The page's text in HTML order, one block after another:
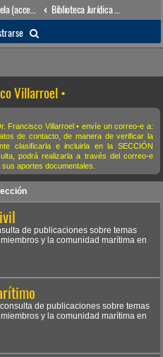
ONSA Venezuela (acceso público)
u
c
a
r
Villarroel •
Francisco Villarroel • envíe un correo-e a:
de contacto, de manera de verificar la
clasificarla e incluirla en la SECCIÓN
podrá realizarla a través del correo-e
aportes documentales.
de publicaciones sobre temas
y la comunidad marítima en
de publicaciones sobre temas
y la comunidad marítima en